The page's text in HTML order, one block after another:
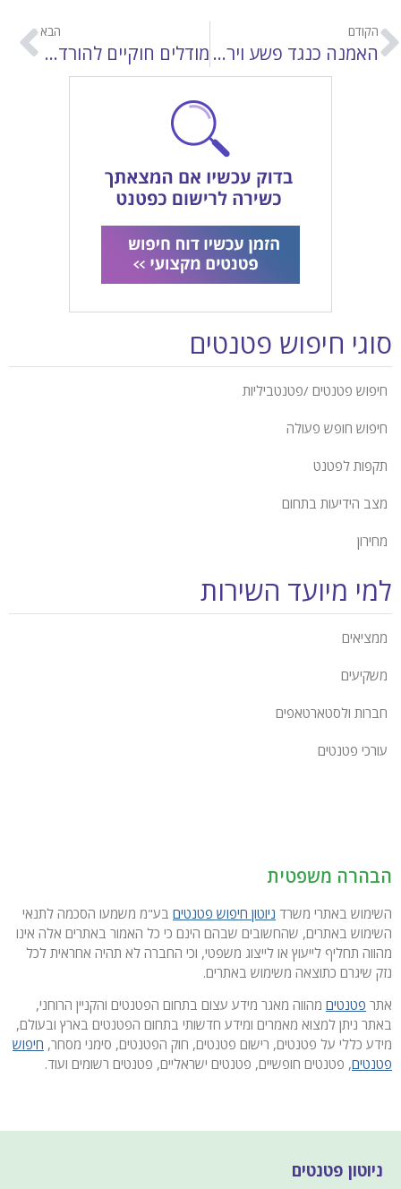
הקודם
האמנה כנגד פשע וירטואלי – סכנה לחופש הפרט?
הבא
מודלים חוקיים להורדת קבצים ברשת
סוגי חיפוש פטנטים
חיפוש פטנטים /פטנטביליות
חיפוש חופש פעולה
תקפות לפטנט
מצב הידיעות בתחום
מחירון
למי מיועד השירות
ממציאים
משקיעים
חברות ולסטארטאפים
עורכי פטנטים
הבהרה משפטית
השימוש באתרי משרד ניוטון חיפוש פטנטים בע"מ משמעו הסכמה לתנאי
השימוש באתרים, שהחשובים שבהם הינם כי כל האמור באתרים אלה אינו
מהווה תחליף לייעוץ או לייצוג משפטי, וכי החברה לא תהיה אחראית לכל
נזק שיגרם כתוצאה משימוש באתרים.
אתר פטנטים מהווה מאגר מידע עצום בתחום הפטנטים והקניין הרוחני,
באתר ניתן למצוא מאמרים ומידע חדשותי בתחום הפטנטים בארץ ובעולם,
מידע כללי על פטנטים, רישום פטנטים, חוק הפטנטים, סימני מסחר, חיפוש
פטנטים, פטנטים חופשיים, פטנטים ישראליים, פטנטים רשומים ועוד.
ניוטון פטנטים